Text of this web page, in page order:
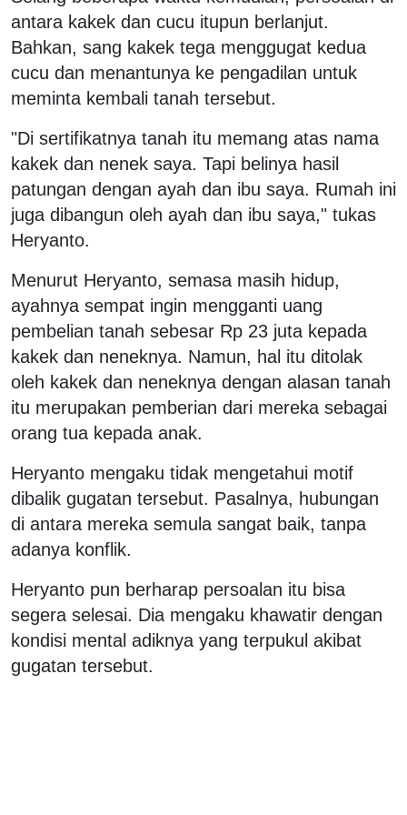
antara kakek dan cucu itupun berlanjut.
Bahkan, sang kakek tega menggugat kedua
cucu dan menantunya ke pengadilan untuk
meminta kembali tanah tersebut.
"Di sertifikatnya tanah itu memang atas nama
kakek dan nenek saya. Tapi belinya hasil
patungan dengan ayah dan ibu saya. Rumah ini
juga dibangun oleh ayah dan ibu saya," tukas
Heryanto.
Menurut Heryanto, semasa masih hidup,
ayahnya sempat ingin mengganti uang
pembelian tanah sebesar Rp 23 juta kepada
kakek dan neneknya. Namun, hal itu ditolak
oleh kakek dan neneknya dengan alasan tanah
itu merupakan pemberian dari mereka sebagai
orang tua kepada anak.
Heryanto mengaku tidak mengetahui motif
dibalik gugatan tersebut. Pasalnya, hubungan
di antara mereka semula sangat baik, tanpa
adanya konflik.
Heryanto pun berharap persoalan itu bisa
segera selesai. Dia mengaku khawatir dengan
kondisi mental adiknya yang terpukul akibat
gugatan tersebut.